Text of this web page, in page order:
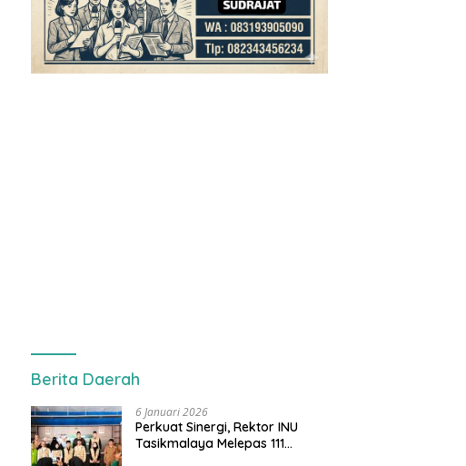
Berita Daerah
6 Januari 2026
Perkuat Sinergi, Rektor INU
Tasikmalaya Melepas 111